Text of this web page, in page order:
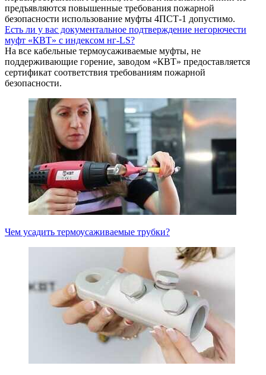
предъявляются повышенные требования пожарной
безопасности использование муфты 4ПСТ-1 допустимо.
Есть ли у вас документальное подтверждение негорючести
муфт «КВТ» с индексом нг-LS?
На все кабельные термоусаживаемые муфты, не
поддерживающие горение, заводом «КВТ» предоставляется
сертификат соответствия требованиям пожарной
безопасности.
Чем усадить термоусаживаемые трубки?